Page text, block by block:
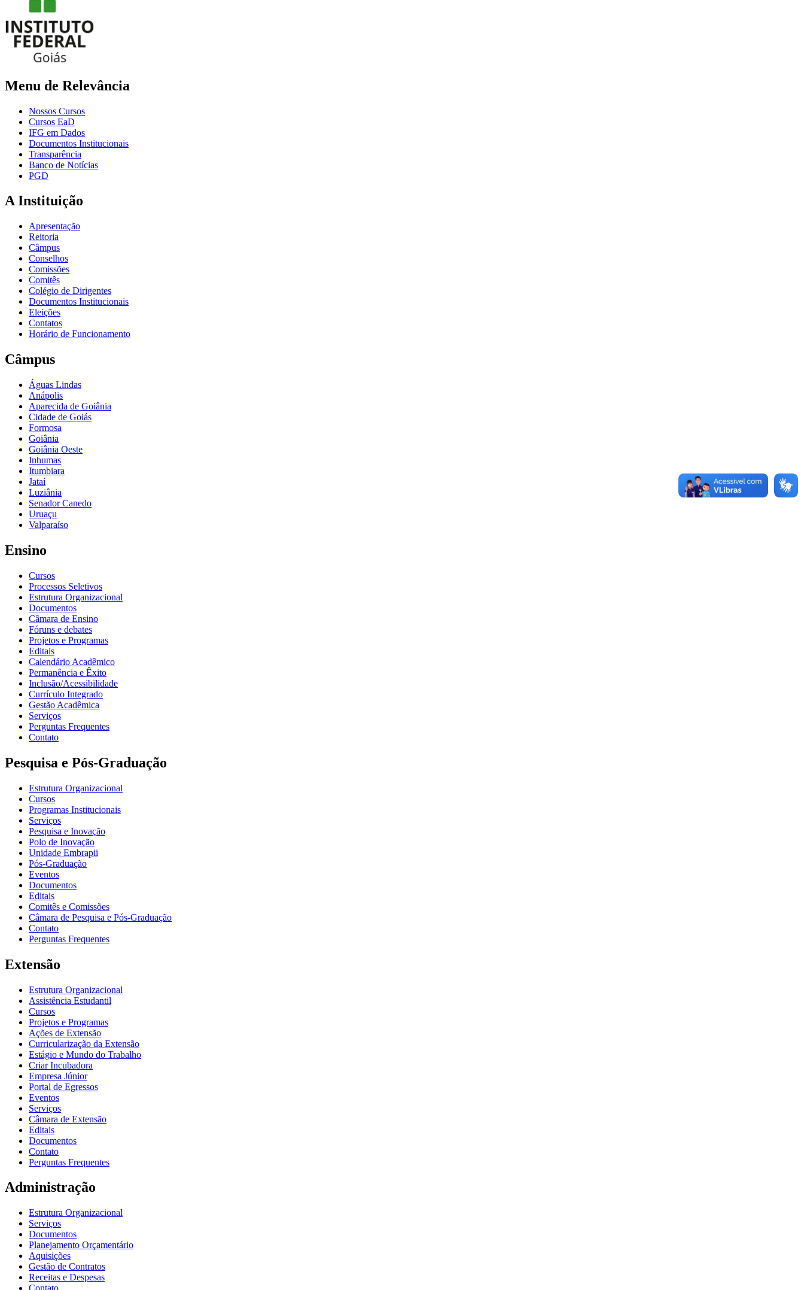
Menu de Relevância
Nossos Cursos
Cursos EaD
IFG em Dados
Documentos Institucionais
Transparência
Banco de Notícias
PGD
A Instituição
Apresentação
Reitoria
Câmpus
Conselhos
Comissões
Comitês
Colégio de Dirigentes
Documentos Institucionais
Eleições
Contatos
Horário de Funcionamento
Câmpus
Águas Lindas
Anápolis
Aparecida de Goiânia
Cidade de Goiás
Formosa
Goiânia
Goiânia Oeste
Inhumas
Itumbiara
Jataí
Luziânia
Senador Canedo
Uruaçu
Valparaíso
Ensino
Cursos
Processos Seletivos
Estrutura Organizacional
Documentos
Câmara de Ensino
Fóruns e debates
Projetos e Programas
Editais
Calendário Acadêmico
Permanência e Êxito
Inclusão/Acessibilidade
Currículo Integrado
Gestão Acadêmica
Serviços
Perguntas Frequentes
Contato
Pesquisa e Pós-Graduação
Estrutura Organizacional
Cursos
Programas Institucionais
Serviços
Pesquisa e Inovação
Polo de Inovação
Unidade Embrapii
Pós-Graduação
Eventos
Documentos
Editais
Comitês e Comissões
Câmara de Pesquisa e Pós-Graduação
Contato
Perguntas Frequentes
Extensão
Estrutura Organizacional
Assistência Estudantil
Cursos
Projetos e Programas
Ações de Extensão
Curricularização da Extensão
Estágio e Mundo do Trabalho
Criar Incubadora
Empresa Júnior
Portal de Egressos
Eventos
Serviços
Câmara de Extensão
Editais
Documentos
Contato
Perguntas Frequentes
Administração
Estrutura Organizacional
Serviços
Documentos
Planejamento Orçamentário
Aquisições
Gestão de Contratos
Receitas e Despesas